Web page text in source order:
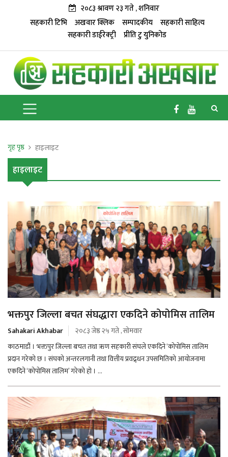
२०८३ श्रावण २३ गते , शनिवार
सहकारी टिभि
अखवार क्लिक सम्पादकीय
सहकारी साहित्य
सहकारी डाईरेक्ट्री प्रीति टु युनिकोड
गृह पृष्ठ हाइलाइट
हाइलाइट
भक्तपुर जिल्ला बचत संघद्धारा एकदिने कोपोमिस तालिम
Sahakari Akhabar
२०८३ जेष्ठ २५ गते , सोमवार
काठमाडौं । भक्तपुर जिल्ला बचत तथा ऋण सहकारी संघले एकदिने ‘कोपोमिस तालिम
प्रदान गरेको छ । संघको अन्तरलगानी तथा वित्तीय प्रवद्र्धन उपसमितिको आयोजनामा
एकदिने ‘कोपोमिस तालिम’ गरेको हो । ...